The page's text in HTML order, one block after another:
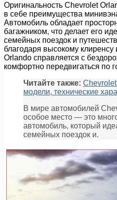
Оригинальность Chevrolet
в себе преимущества
Автомобиль обладает
багажником, что делает его
семейных поездок и
благодаря высокому
Orlando справляется с
комфортно передвигаться по
Читайте также:
модели, технические
В мире автомобилей
особое место — это
автомобиль, который
семейных поездок и.